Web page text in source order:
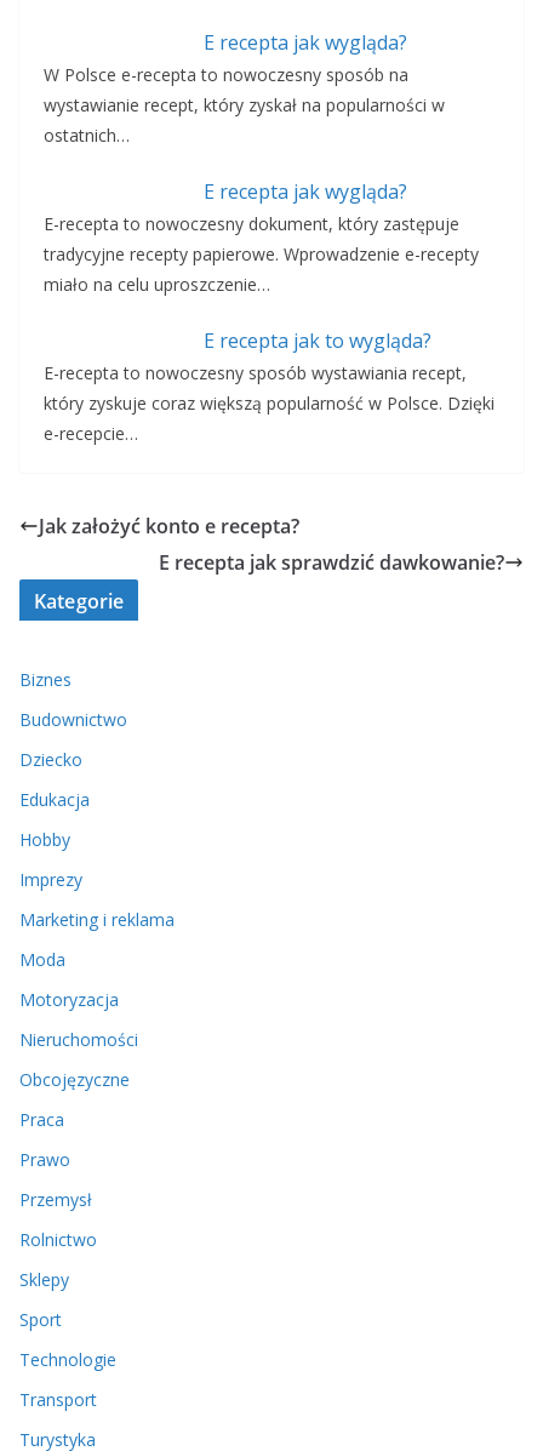
E recepta jak wygląda?
W Polsce e-recepta to nowoczesny sposób na
wystawianie recept, który zyskał na popularności w
ostatnich…
E recepta jak wygląda?
E-recepta to nowoczesny dokument, który zastępuje
tradycyjne recepty papierowe. Wprowadzenie e-recepty
miało na celu uproszczenie…
E recepta jak to wygląda?
E-recepta to nowoczesny sposób wystawiania recept,
który zyskuje coraz większą popularność w Polsce. Dzięki
e-recepcie…
Jak założyć konto e recepta?
E recepta jak sprawdzić dawkowanie?
Kategorie
Biznes
Budownictwo
Dziecko
Edukacja
Hobby
Imprezy
Marketing i reklama
Moda
Motoryzacja
Nieruchomości
Obcojęzyczne
Praca
Prawo
Przemysł
Rolnictwo
Sklepy
Sport
Technologie
Transport
Turystyka